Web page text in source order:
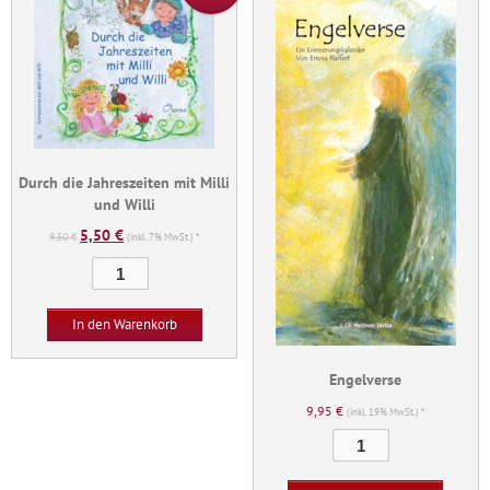
Durch die Jahreszeiten mit Milli
und Willi
9,50€ Ursprünglicher
Preis
9,50 €
5,50€Aktueller
Preis
ist:
5,50 €.
(inkl. 7% MwSt.) *
die
Jahreszeiten
mit
Milli
In den Warenkorb
Engelverse
9,95€ (inkl. 19% MwSt.) *
Menge